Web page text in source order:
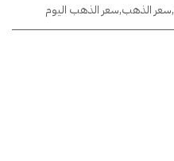
,سعر الذهب,سعر الذهب اليوم